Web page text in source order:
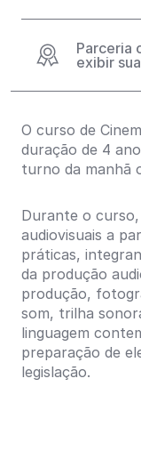
Parceria
exibir
O curso de
duração de 4
turno da manhã
Durante o
audiovisuais a
práticas,
da produção
produção,
som, trilha
linguagem
preparação de
legislação.